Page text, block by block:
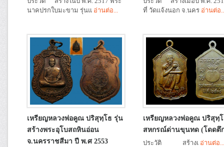
นาคปรกใบมะขาม รุ่นแ อ่านต่อ...
ที่ วัดแจ้งนอก จ.นคร อ่านต่อ
เหรียญหลวงพ่อคูณ ปริสุทฺโธ รุ่น
สร้างพระอุโบสถหินอ่อน
จ.นครราชสีมา ปี พ.ศ 2553
เหรียญหลวงพ่อคูณ ปริสุทฺ
สหกรณ์ด่านขุนทด (โดดตึ
ประวัติ สร้างเ อ่านต่อ...